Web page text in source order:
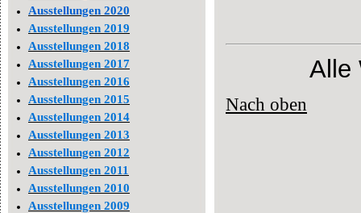
Ausstellungen 2020
Ausstellungen 2019
Ausstellungen 2018
Ausstellungen 2017
Ausstellungen 2016
Ausstellungen 2015
Ausstellungen 2014
Ausstellungen 2013
Ausstellungen 2012
Ausstellungen 2011
Ausstellungen 2010
Ausstellungen 2009
Alle
Nach oben